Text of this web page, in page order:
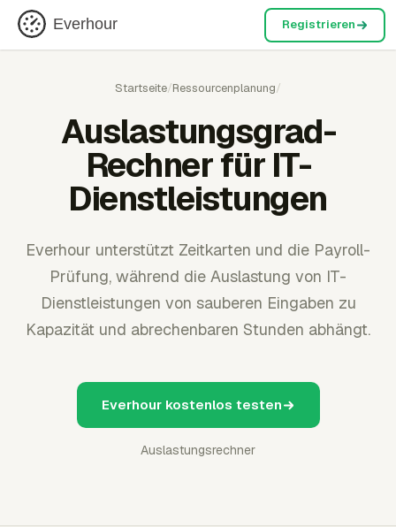
Everhour Registrieren
Startseite/Ressourcenplanung/
Auslastungsgrad-
Rechner für IT-
Dienstleistungen
Everhour unterstützt Zeitkarten und die Payroll-
Prüfung, während die Auslastung von IT-
Dienstleistungen von sauberen Eingaben zu
Kapazität und abrechenbaren Stunden abhängt.
Everhour kostenlos testen
Auslastungsrechner